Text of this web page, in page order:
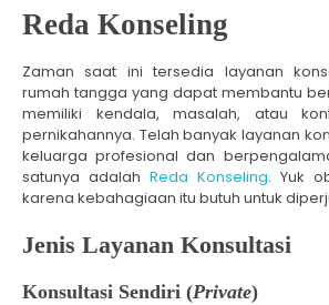
Reda Konseling
Zaman saat ini tersedia layanan
rumah tangga yang dapat membantu
memiliki kendala, masalah, atau
pernikahannya. Telah banyak layanan
keluarga profesional dan
satunya adalah Reda Konseling. Yuk
karena kebahagiaan itu butuh untuk
Jenis Layanan Konsultasi
Konsultasi Sendiri (Private)